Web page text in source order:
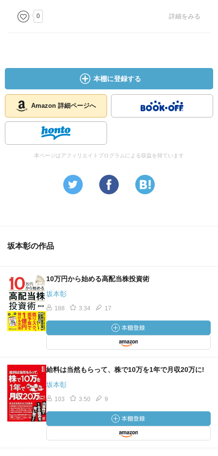
0 詳細をみる
本棚に登録する
Amazon 詳細ページへ
本ページはアフィリエイトプログラムによる収益を得ています
坂本彰の作品
10万円から始める高配当株投資術
坂本彰
188 3.34 17
給料は当然もらって、株で10万を1年で月収20万に!
坂本彰
103 3.50 9